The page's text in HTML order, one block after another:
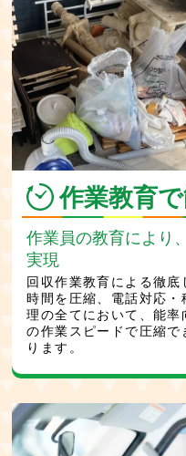
作業教育
作業員の教育により
実現
回収作業教育による徹
時間を圧縮、電話対応
理の全てにおいて、能
の作業スピードで圧縮
ります。